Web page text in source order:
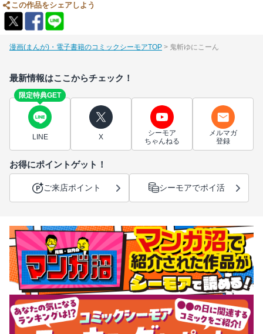
この作品をシェアしよう
漫画(まんが)・電子書籍のコミックシーモアTOP 鬼斬ゆにこーん
最新情報はここからチェック！
限定特典GET
LINE X
シーモア
ちゃんねる
メルマガ
登録
お得にポイントゲット！
ご来店ポイント シーモアでポイ活